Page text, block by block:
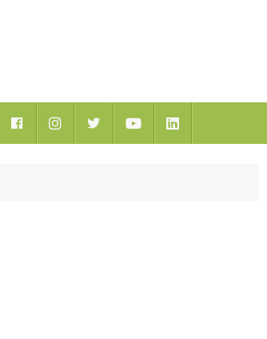
Facebook YoutubeLinkedIn